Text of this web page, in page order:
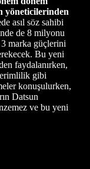
yöneticilerinden
asıl söz sahibi
de 8 milyonu
marka güçlerini
Bu yeni
faydalanırken,
gibi
konuşulurken,
Datsun
ve bu yeni